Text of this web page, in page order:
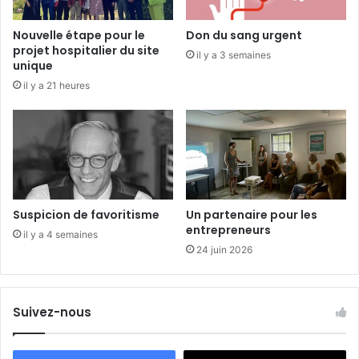
e
t
o
l
i
Nouvelle étape pour le
projet hospitalier du site
unique
il y a 21 heures
Don du sang urgent
il y a 3 semaines
Suspicion de favoritisme
il y a 4 semaines
Un partenaire pour les
entrepreneurs
24 juin 2026
Suivez-nous